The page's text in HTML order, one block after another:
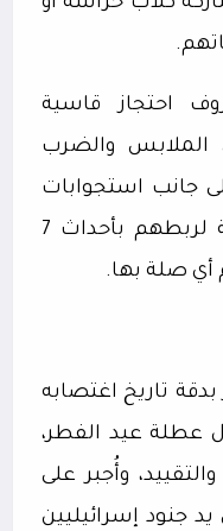
احتجاز قاسية
الملابس والضرب
جانب استجوابات
تترافق مع العنف، في محاولة لربطهم بأحداث 7
أي صلة بها.
تاريخ اغتصابه
نيسان 2024، خلال عطلة عيد الفطر،
وأُجبر على
جنود إسرائيليين